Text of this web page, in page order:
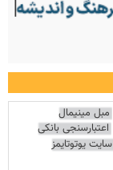
مبل مینیمال
اعتبارسنجی بانکی
سایت یوتوتایمز